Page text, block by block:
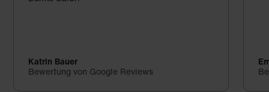
Katrin Bauer
Bewertung von Google Reviews